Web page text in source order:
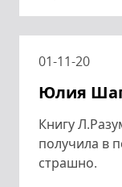
01-11-20
Юлия
Книгу
получила в
страшно.